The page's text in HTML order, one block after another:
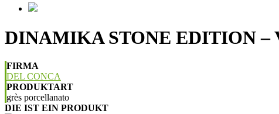
DINAMIKA STONE EDITION –
FIRMA
DEL CONCA
PRODUKTART
grès porcellanato
DIE IST EIN PRODUKT